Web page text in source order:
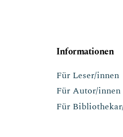
Informationen
Für Leser/innen
Für Autor/innen
Für